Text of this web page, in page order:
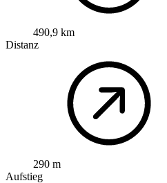
490,9 km
Distanz
290 m
Aufstieg